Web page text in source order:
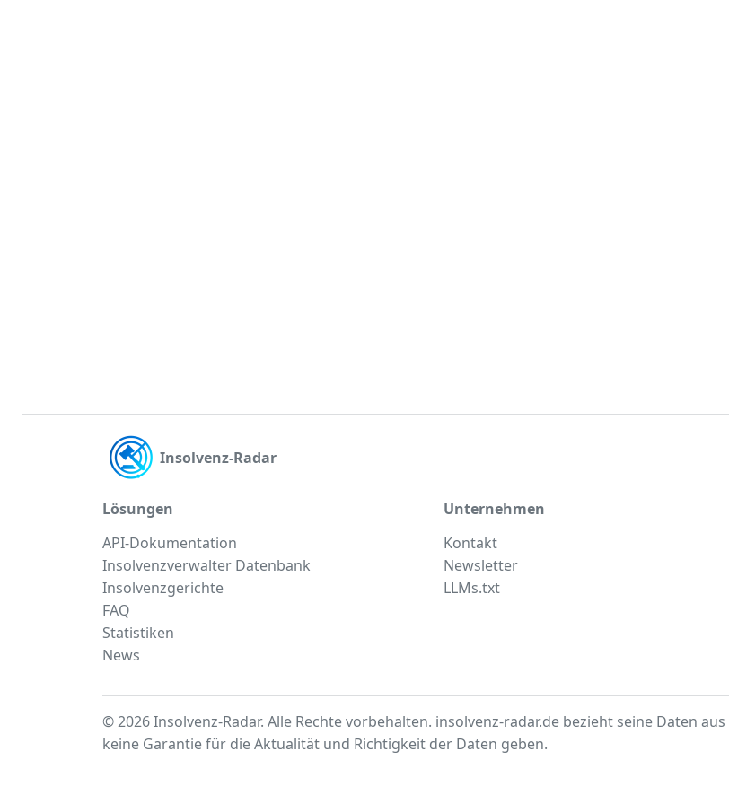
Insolvenz-Radar
Lösungen
API-Dokumentation
Insolvenzverwalter Datenbank
Insolvenzgerichte
FAQ
Statistiken
News
Unternehmen
Kontakt
Newsletter
LLMs.txt
© 2026 Insolvenz-Radar. Alle Rechte vorbehalten. insolvenz-radar.de bezieht seine Daten aus
keine Garantie für die Aktualität und Richtigkeit der Daten geben.